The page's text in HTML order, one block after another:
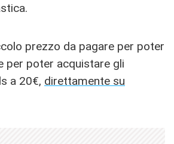
prezzo da pagare per poter
per poter acquistare gli
a 20€, direttamente su